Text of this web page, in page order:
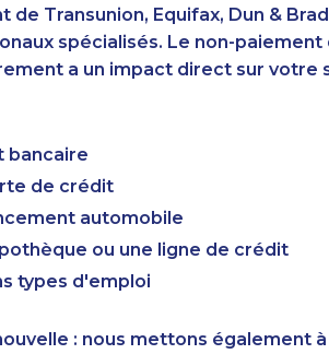
de Transunion, Equifax, Dun &
spécialisés. Le non-
a un impact direct sur
bancaire
de crédit
automobile
ou une ligne de crédit
types d'emploi
: nous mettons également